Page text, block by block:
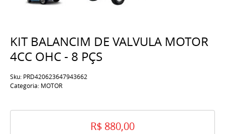
KIT BALANCIM DE VALVULA MOTOR
4CC OHC - 8 PÇS
Sku: PRD420623647943662
Categoria: MOTOR
R$ 880,00